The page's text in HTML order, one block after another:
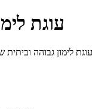
עוגת